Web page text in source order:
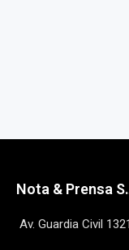
Nota & Prensa
Av. Guardia Civil